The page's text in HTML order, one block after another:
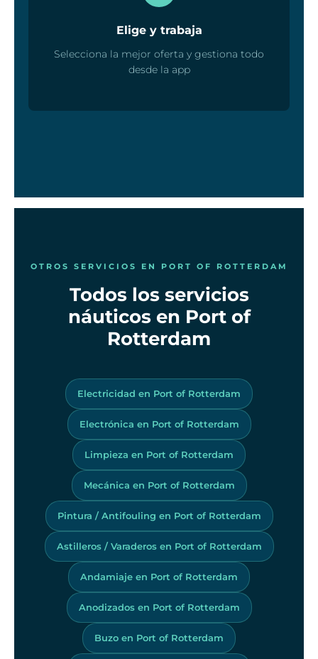
Elige y trabaja
Selecciona la mejor oferta y gestiona todo
desde la app
OTROS SERVICIOS EN PORT OF ROTTERDAM
Todos los servicios
náuticos en Port of
Rotterdam
Electricidad en Port of Rotterdam
Electrónica en Port of Rotterdam
Limpieza en Port of Rotterdam
Mecánica en Port of Rotterdam
Pintura / Antifouling en Port of Rotterdam
Astilleros / Varaderos en Port of Rotterdam
Andamiaje en Port of Rotterdam
Anodizados en Port of Rotterdam
Buzo en Port of Rotterdam